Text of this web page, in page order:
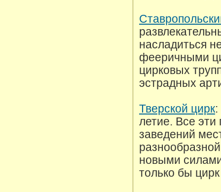
насладиться
фееричными
цирковых
эстрадных
Тверской цирк
летие. Все
заведений
новыми
только бы